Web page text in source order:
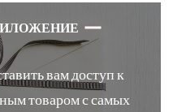
вам доступ к
товаром с самых